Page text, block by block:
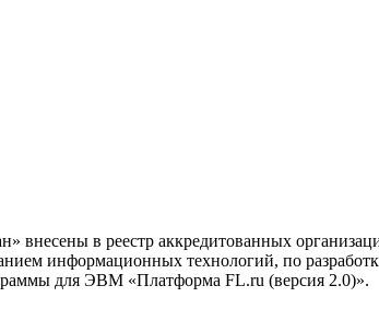
внесены в реестр аккредитованных
информационных технологий, по
для ЭВМ «Платформа FL.ru (версия 2.0)».